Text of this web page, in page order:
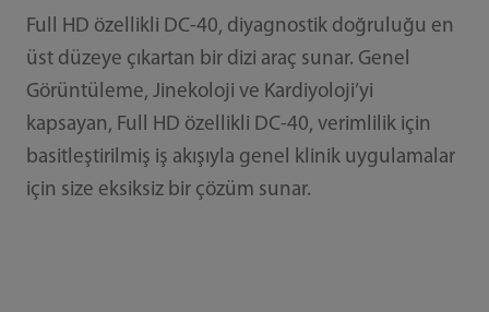
Full HD özellikli DC-40, diyagnostik doğruluğu en
üst düzeye çıkartan bir dizi araç sunar. Genel
Görüntüleme, Jinekoloji ve Kardiyoloji’yi
kapsayan, Full HD özellikli DC-40, verimlilik için
basitleştirilmiş iş akışıyla genel klinik uygulamalar
için size eksiksiz bir çözüm sunar.